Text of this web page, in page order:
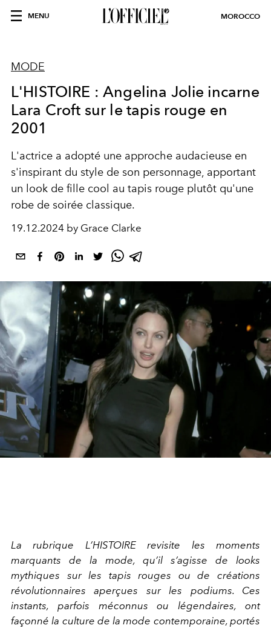
MENU MOROCCO
MODE
L'HISTOIRE : Angelina Jolie incarne
Lara Croft sur le tapis rouge en
2001
L'actrice a adopté une approche audacieuse en
s'inspirant du style de son personnage, apportant
un look de fille cool au tapis rouge plutôt qu'une
robe de soirée classique.
19.12.2024 by Grace Clarke
La rubrique L’HISTOIRE revisite les moments
marquants de la mode, qu’il s’agisse de looks
mythiques sur les tapis rouges ou de créations
révolutionnaires aperçues sur les podiums. Ces
instants, parfois méconnus ou légendaires, ont
façonné la culture de la mode contemporaine, portés